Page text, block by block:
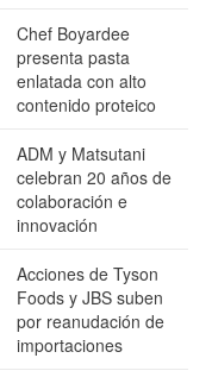
Chef Boyardee
presenta pasta
enlatada con alto
contenido proteico
ADM y Matsutani
celebran 20 años de
colaboración e
innovación
Acciones de Tyson
Foods y JBS suben
por reanudación de
importaciones